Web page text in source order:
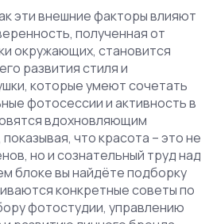
эти внешние факторы влияют
полученная от
окружающих, становится
развития стиля и
которые умеют сочетать
фотосессии и активность в
вдохновляющим
что красота – это не
но и сознательный труд над
блоке вы найдёте подборку
конкретные советы по
фотостудии, управлению